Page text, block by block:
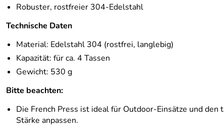
Robuster, rostfreier 304-Edelstahl
Technische Daten
Material: Edelstahl 304 (rostfrei, langlebig)
Kapazität: für ca. 4 Tassen
Gewicht: 530 g
Bitte beachten:
Die French Press ist ideal für Outdoor-Einsätze und
Stärke anpassen.